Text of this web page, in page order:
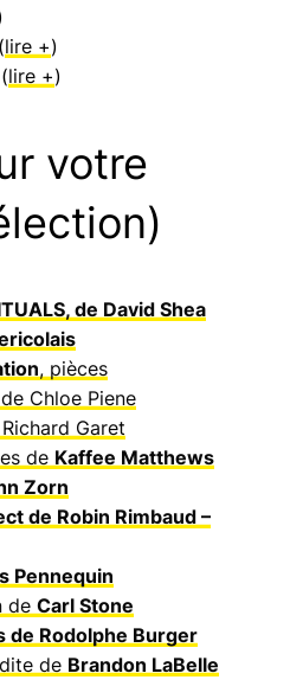
lire +)
lire +)
votre
de David Shea
, pièces
Chloe Piene
Garet
de Kaffee Matthews
Zorn
de Robin Rimbaud –
Pennequin
de Carl Stone
de Rodolphe Burger
de Brandon LaBelle